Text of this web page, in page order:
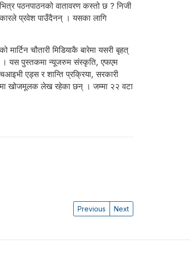
पठनपाठनको वातावरण कस्तो छ ? निजी
प्रवेश पाउँदैनन् । यसका लागि
चौतारी मिडियाकै बारेमा यसरी बृहत्
। यस पुस्तकमा न्यूजरुम संस्कृति, एफएम
एड्स र शान्ति प्रक्रिया, सरकारी
बारेमा खोजमूलक लेख रहेका छन् । जम्मा २२ वटा
Previous Next